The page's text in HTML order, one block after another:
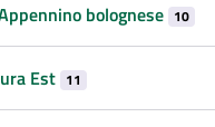
bolognese 10
Est 11